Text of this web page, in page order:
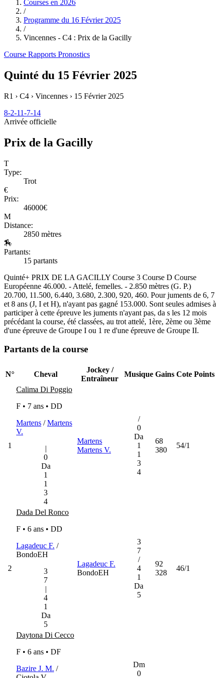
Courses en 2026
/
Programme du 16 Février 2025
/
Vincennes - C4 : Prix de la Gacilly
Course Rapports Pronostics
Quinté du 15 Février 2025
R1 › C4 › Vincennes › 15 Février 2025
8-2-11-7-14
Arrivée officielle
Prix de la Gacilly
T
Type:
Trot
€
Prix:
46000€
M
Distance:
2850 mètres
🏇
Partants:
15 partants
Quinté+ PRIX DE LA GACILLY Course 3 Course D Course
Européenne 46.000. - Attelé, femelles. - 2.850 mètres (G. P.)
20.700, 11.500, 6.440, 3.680, 2.300, 920, 460. Pour juments de 6, 7
et 8 ans (J, I et H), n'ayant pas gagné 153.000. Sont seules admises à
participer à cette épreuve les juments n'ayant pas, da s les 12 mois
précédant la course, été classées, au trot attelé, 1ère, 2ème ou 3ème
d'une épreuve de Groupe I ou 1 re d'une épreuve de Groupe II.
Partants de la course
N° Cheval
Jockey /
Entraîneur
Musique Gains Cote Points
1
Calima Di Poggio
F • 7 ans • DD
Martens /Martens
V.
|
0
Da
1
1
3
4
Martens
Martens V.
/
0
Da
1
1
3
4
68
380
54/1
2
Dada Del Ronco
F • 6 ans • DD
Lagadeuc F. /
BondoEH
3
7
|
4
1
Da
5
Lagadeuc F.
BondoEH
3
7
/
4
1
Da
5
92
328
46/1
Daytona Di Cecco
F • 6 ans • DF
Bazire J. M. /
Dm
0